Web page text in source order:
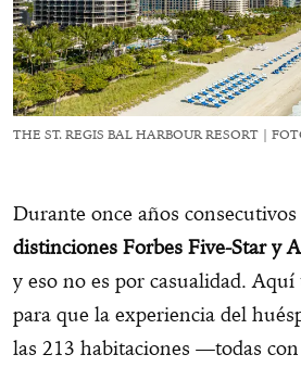
THE ST. REGIS BAL HARBOUR RESORT |
Durante once años
distinciones Forbes Five-Star y
y eso no es por casualidad. Aquí
para que la experiencia del
las 213 habitaciones —todas